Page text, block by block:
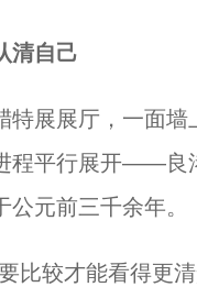
清自己
展展厅，一面墙
程平行展开——良
元前三千余年。
较才能看得更清